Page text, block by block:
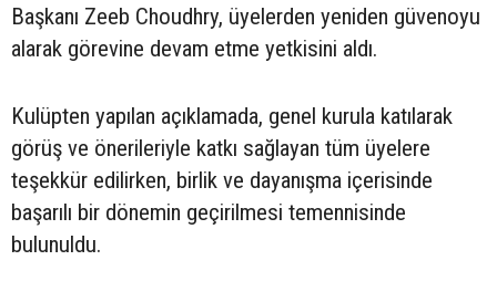
Başkanı Zeeb Choudhry, üyelerden yeniden güvenoyu
alarak görevine devam etme yetkisini aldı.
Kulüpten yapılan açıklamada, genel kurula katılarak
görüş ve önerileriyle katkı sağlayan tüm üyelere
teşekkür edilirken, birlik ve dayanışma içerisinde
başarılı bir dönemin geçirilmesi temennisinde
bulunuldu.